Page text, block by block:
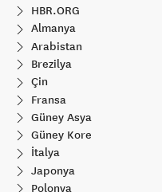
HBR.ORG
Almanya
Arabistan
Brezilya
Çin
Fransa
Güney Asya
Güney Kore
İtalya
Japonya
Polonya